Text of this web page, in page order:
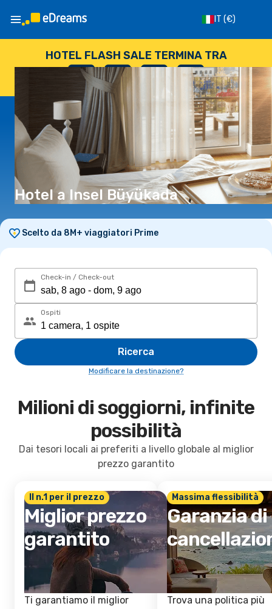
IT (€)
HOTEL FLASH SALE TERMINA TRA
--
GIORNI
: --
ORE
: --
SECONDI
Hotel a Insel Büyükada
Scelto da 8M+ viaggiatori Prime
Check-in / Check-out
Ospiti
Ricerca
Modificare la destinazione?
Milioni di soggiorni, infinite
possibilità
Dai tesori locali ai preferiti a livello globale al miglior
prezzo garantito
Il n.1 per il prezzo
Miglior prezzo
garantito
Ti garantiamo il miglior
Massima flessibilità
Garanzia di
Trova una politica più